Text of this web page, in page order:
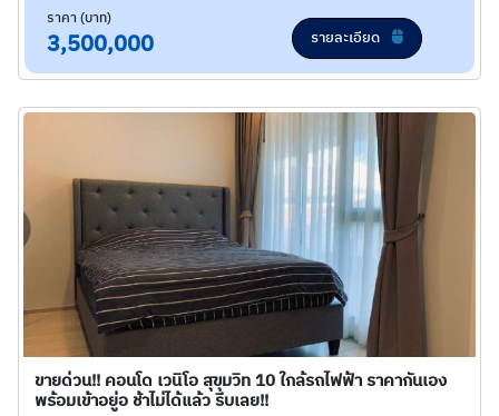
ราคา (บาท)
3,500,000 รายละเอียด
ขายด่วน!! คอนโด เวนิโอ สุขุมวิท 10 ใกล้รถไฟฟ้า ราคากันเอง
พร้อมเข้าอยู่อ ช้าไม่ได้แล้ว รีบเลย!!